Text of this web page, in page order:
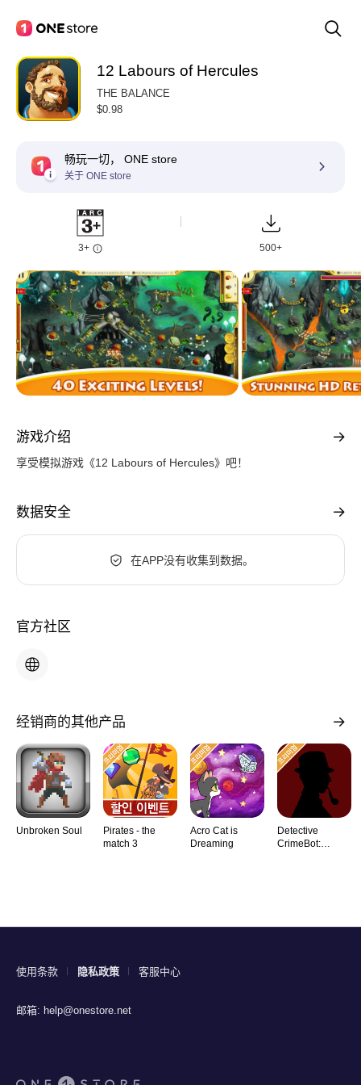
12 Labours of Hercules
THE BALANCE
$0.98
畅玩一切， ONE store
关于 ONE store
3+ 500+
游戏介绍
享受模拟游戏《12 Labours of Hercules》吧！
数据安全
在APP没有收集到数据。
官方社区
经销商的其他产品
Unbroken Soul
Pirates - the
match 3
Acro Cat is
Dreaming
Detective
CrimeBot:
使用条款 隐私政策 客服中心
邮箱: help@onestore.net